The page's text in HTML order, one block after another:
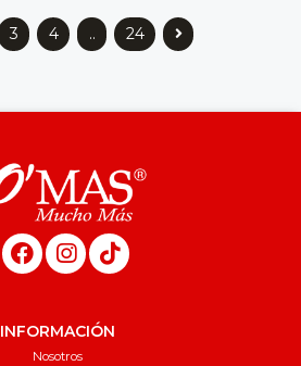
3 4 .. 24
INFORMACIÓN
Nosotros